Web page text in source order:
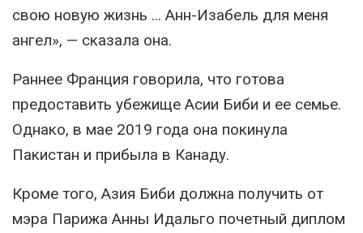
свою новую жизнь … Анн-Изабель для меня
ангел», — сказала она.
Раннее Франция говорила, что готова
предоставить убежище Асии Биби и ее семье.
Однако, в мае 2019 года она покинула
Пакистан и прибыла в Канаду.
Кроме того, Азия Биби должна получить от
мэра Парижа Анны Идальго почетный диплом